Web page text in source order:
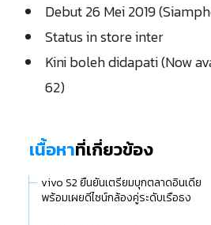
Debut 26 Mei 2019
Status in store inter
Kini boleh didapati (Now
62)
เนื้อหาที่เกี่ยวข้อง
vivo S2 ยืนยันเตรียมบุกตลาดอินเดีย
พร้อมเผยดีไซน์กล้องคู่ระดับเรือธง